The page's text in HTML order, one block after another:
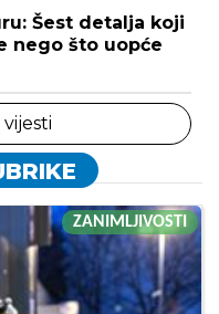
Šest detalja koji
nego što uopće
vijesti
ZANIMLJIVOSTI